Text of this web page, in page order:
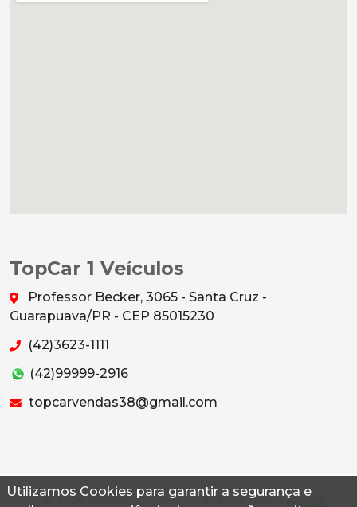
Utilizamos Cookies para garantir a segurança e
TopCar 1 Veículos
Professor Becker, 3065 - Santa Cruz -
Guarapuava/PR - CEP 85015230
(42)3623-1111
(42)99999-2916
topcarvendas38@gmail.com
© 2026 Autoconf. Todos os direitos reservados.